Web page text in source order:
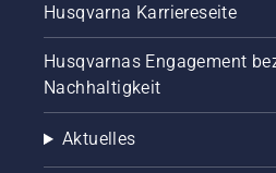
Husqvarna Karriereseite
Husqvarnas Engagement
Nachhaltigkeit
Aktuelles